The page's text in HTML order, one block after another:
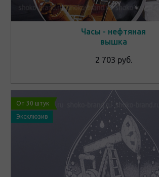
Часы - нефтяная
вышка
2 703 руб.
От 30 штук
Эксклюзив